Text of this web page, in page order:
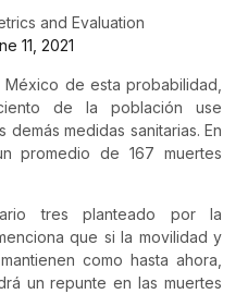
and Evaluation
11, 2021
de esta probabilidad,
de la población use
medidas sanitarias. En
promedio de 167 muertes
tres planteado por la
que si la movilidad y
como hasta ahora,
un repunte en las muertes